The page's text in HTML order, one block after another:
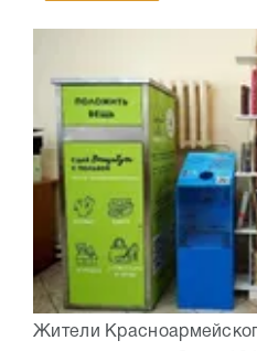
Жители